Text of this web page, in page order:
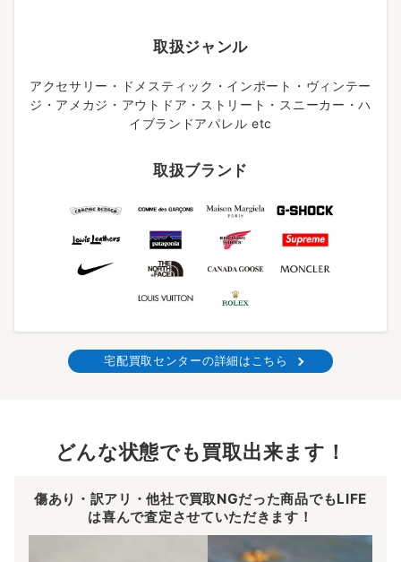
取扱ジャンル
アクセサリー・ドメスティック・インポート・ヴィンテー
ジ・アメカジ・アウトドア・ストリート・スニーカー・ハ
イブランドアパレル etc
取扱ブランド
宅配買取センターの詳細はこちら
どんな状態でも買取出来ます！
傷あり・訳アリ・他社で買取NGだった商品でもLIFE
は喜んで査定させていただきます！